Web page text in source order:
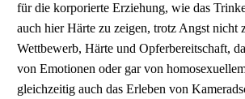
für die korporierte Erziehung, wie das
auch hier Härte zu zeigen, trotz Angst nicht
Wettbewerb, Härte und Opferbereitschaft,
von Emotionen oder gar von
gleichzeitig auch das Erleben von